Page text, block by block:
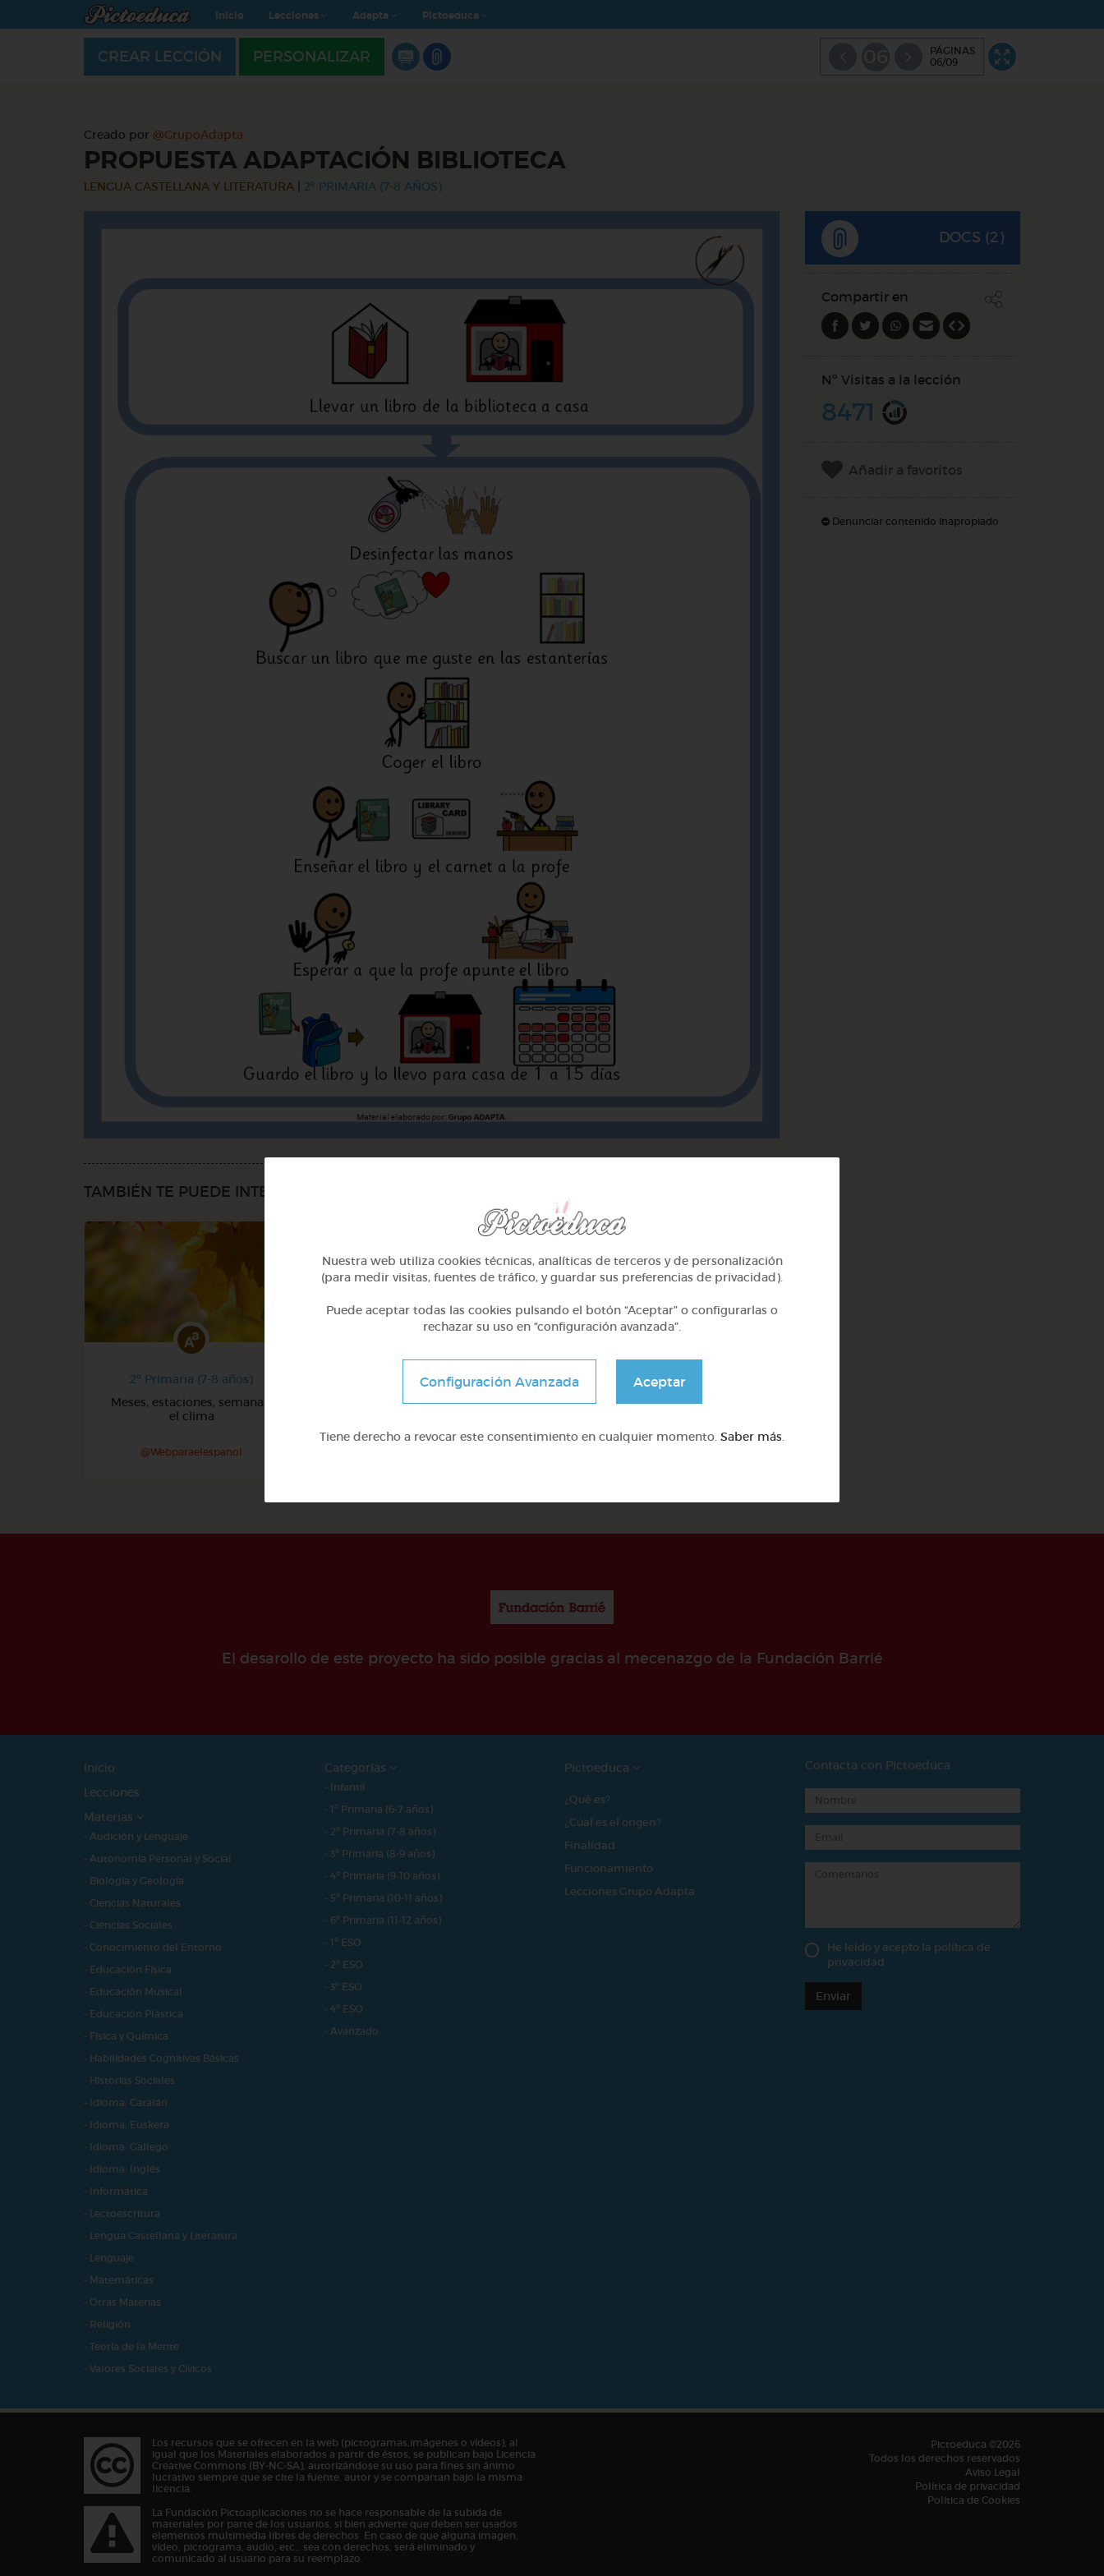
Inicio Lecciones Adapta Pictoeduca
CREAR LECCIÓN PERSONALIZAR
PÁGINAS
06/09
Creado por @GrupoAdapta
PROPUESTA ADAPTACIÓN BIBLIOTECA
LENGUA CASTELLANA Y LITERATURA 2º PRIMARIA (7-8 AÑOS)
TAMBIÉN TE PUEDE INTERESAR
2º Primaria (7-8 años)
Meses, estaciones, semana y
el clima
@Webparaelespanol
2º Primaria (7-8 años)
Números hasta 100 y calcular
2º Primaria (7-8 años)
Lo más sano en la cocina y 2
DOCS (2)
Compartir en
Nº Visitas a la lección
8471
Añadir a favoritos
Denunciar contenido inapropiado
El desarollo de este proyecto ha sido posible gracias al mecenazgo de la Fundación Barrié
Inicio
Lecciones
Materias
- Audición y Lenguaje
- Autonomía Personal y Social
- Biología y Geología
- Ciencias Naturales
- Ciencias Sociales
- Conocimiento del Entorno
- Educación Física
- Educación Musical
- Educación Plástica
- Física y Química
- Habilidades Cognitivas Básicas
- Historias Sociales
- Idioma: Catalán
- Idioma: Euskera
- Idioma: Gallego
- Idioma: Inglés
- Informática
- Lectoescritura
- Lengua Castellana y Literatura
- Lenguaje
- Matemáticas
- Otras Materias
- Religión
- Teoría de la Mente
- Valores Sociales y Cívicos
Categorías
- Infantil
- 1º Primaria (6-7 años)
- 2º Primaria (7-8 años)
- 3º Primaria (8-9 años)
- 4º Primaria (9-10 años)
- 5º Primaria (10-11 años)
- 6º Primaria (11-12 años)
- 1º ESO
- 2º ESO
- 3º ESO
- 4º ESO
- Avanzado
Pictoeduca
¿Qué es?
¿Cúal es el origen?
Finalidad
Funcionamiento
Lecciones Grupo Adapta
Contacta con Pictoeduca
He leído y acepto la política de
privacidad
Enviar
Los recursos que se ofrecen en la web (pictogramas,imágenes o vídeos), al
igual que los Materiales elaborados a partir de éstos, se publican bajo Licencia
Creative Commons (BY-NC-SA), autorizándose su uso para fines sin ánimo
lucrativo siempre que se cite la fuente, autor y se compartan bajo la misma
licencia.
La Fundación Pictoaplicaciones no se hace responsable de la subida de
materiales por parte de los usuarios, si bien advierte que deben ser usados
elementos multimedia libres de derechos. En caso de que alguna imagen,
vídeo, pictograma, audio, etc… sea con derechos, será eliminado y
comunicado al usuario para su reemplazo.
Pictoeduca ©2026
Todos los derechos reservados
Aviso Legal
Política de privacidad
Política de Cookies
Nuestra web utiliza cookies técnicas, analíticas de terceros y de personalización
(para medir visitas, fuentes de tráfico, y guardar sus preferencias de privacidad).
Puede aceptar todas las cookies pulsando el botón “Aceptar” o configurarlas o
rechazar su uso en “configuración avanzada”.
Configuración Avanzada Aceptar
Tiene derecho a revocar este consentimiento en cualquier momento. Saber más.